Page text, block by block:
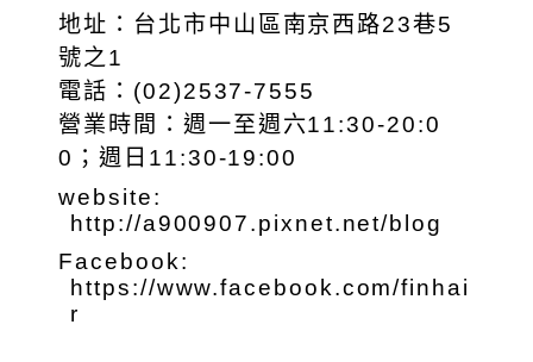
地址：台北市中山區南京西路23巷5
號之1
電話：(02)2537-7555
營業時間：週一至週六11:30-20:0
0；週日11:30-19:00
website:
http://a900907.pixnet.net/blog
Facebook:
https://www.facebook.com/finhai
r